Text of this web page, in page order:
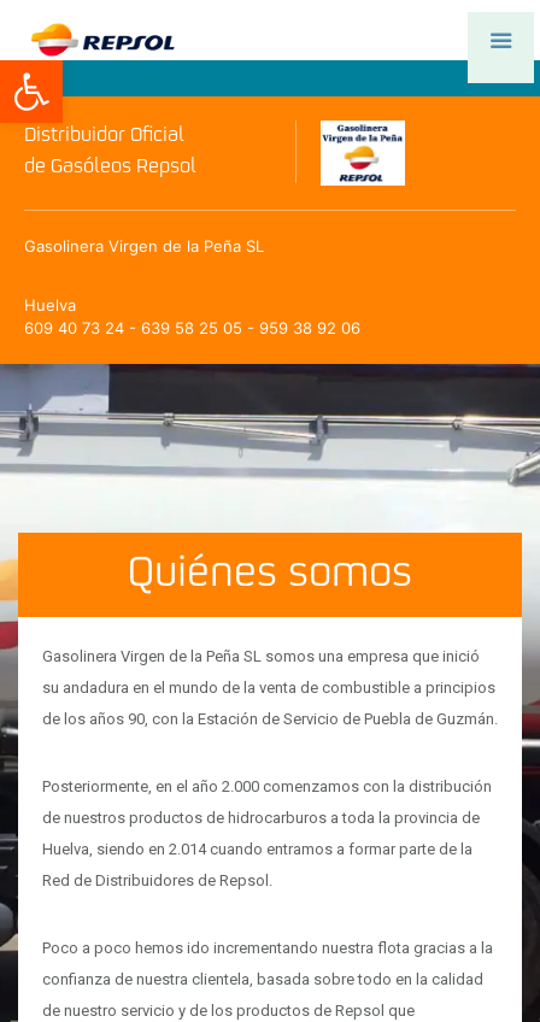
Abrir barra de herramientas
Distribuidor Oficial
de Gasóleos Repsol
Gasolinera Virgen de la Peña SL
Huelva
609 40 73 24 - 639 58 25 05 - 959 38 92 06
Quiénes somos
Gasolinera Virgen de la Peña SL somos una empresa que inició
su andadura en el mundo de la venta de combustible a principios
de los años 90, con la Estación de Servicio de Puebla de Guzmán.
Posteriormente, en el año 2.000 comenzamos con la distribución
de nuestros productos de hidrocarburos a toda la provincia de
Huelva, siendo en 2.014 cuando entramos a formar parte de la
Red de Distribuidores de Repsol.
Poco a poco hemos ido incrementando nuestra flota gracias a la
confianza de nuestra clientela, basada sobre todo en la calidad
de nuestro servicio y de los productos de Repsol que